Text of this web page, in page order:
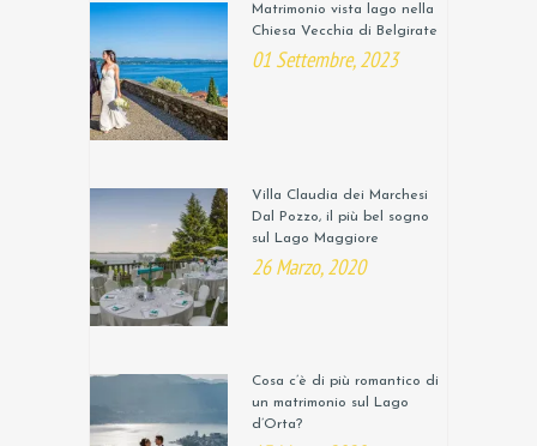
Matrimonio vista lago nella
Chiesa Vecchia di Belgirate
01 Settembre, 2023
Villa Claudia dei Marchesi
Dal Pozzo, il più bel sogno
sul Lago Maggiore
26 Marzo, 2020
Cosa c’è di più romantico di
un matrimonio sul Lago
d’Orta?